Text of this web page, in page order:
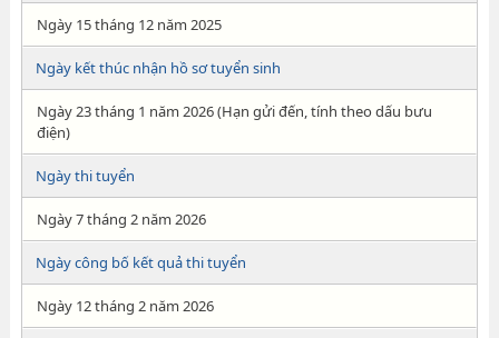
Ngày 15 tháng 12 năm 2025
Ngày kết thúc nhận hồ sơ tuyển sinh
Ngày 23 tháng 1 năm 2026 (Hạn gửi đến, tính theo dấu bưu
điện)
Ngày thi tuyển
Ngày 7 tháng 2 năm 2026
Ngày công bố kết quả thi tuyển
Ngày 12 tháng 2 năm 2026